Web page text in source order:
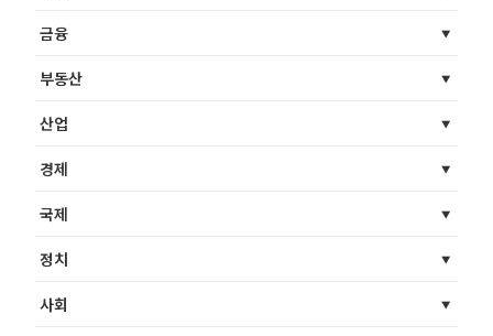
금융
부동산
산업
경제
국제
정치
사회